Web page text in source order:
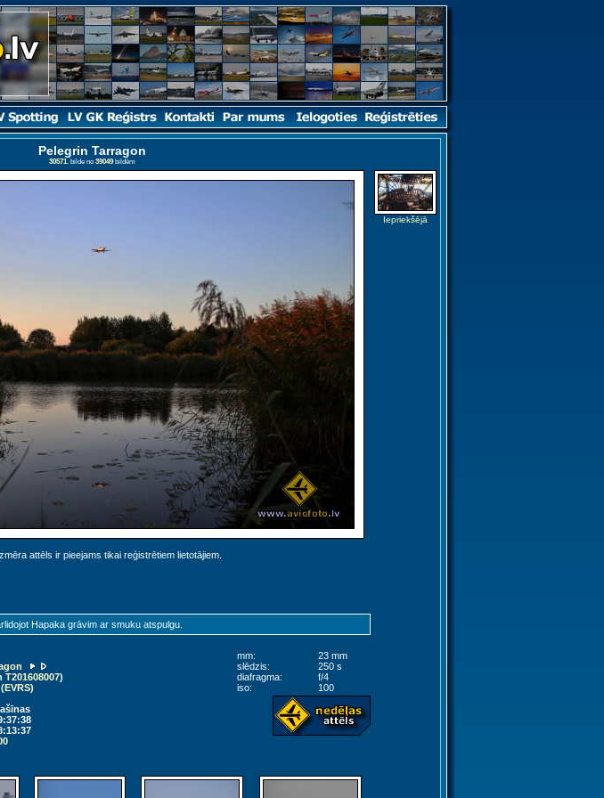
Pelegrin Tarragon
30571. bilde no 39049bildēm
attēls ir pieejams tikai reģistrētiem lietotājiem.
Iepriekšējā
Hapaka grāvim ar smuku atspulgu.
T201608007)
mm:
23 mm
slēdzis:
250 s
diafragma:
f/4
iso:
100